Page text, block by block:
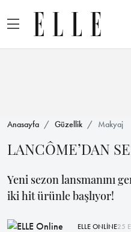
Anasayfa Güzellik Makyaj
LANCÔME’DAN
Yeni sezon lansmanını
iki hit ürünle başlıyor!
ELLE ONLİNE25